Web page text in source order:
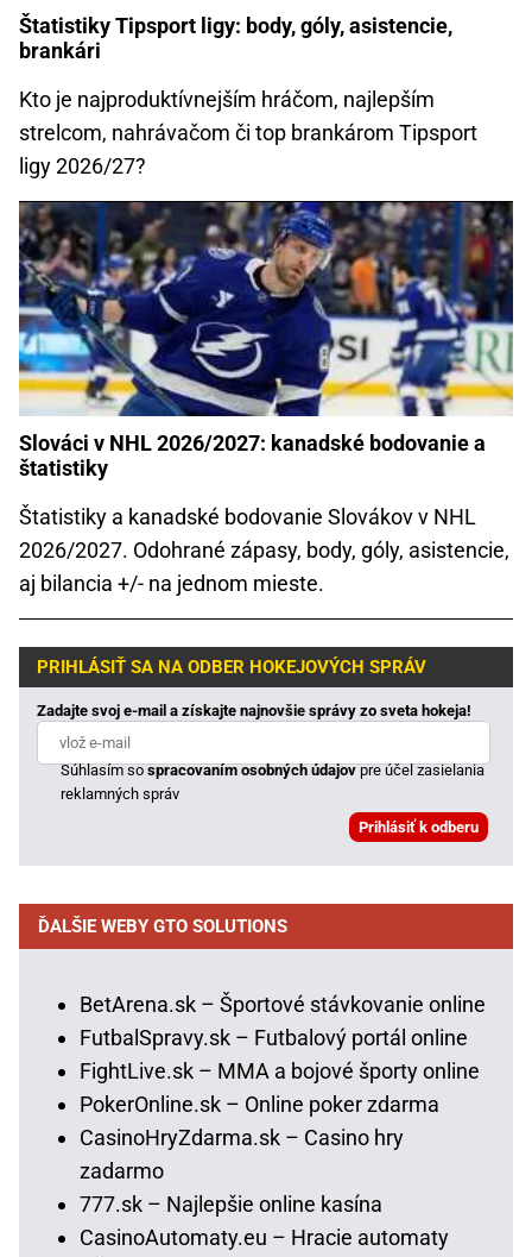
Štatistiky Tipsport ligy: body, góly, asistencie,
brankári
Kto je najproduktívnejším hráčom, najlepším
strelcom, nahrávačom či top brankárom Tipsport
ligy 2026/27?
Slováci v NHL 2026/2027: kanadské bodovanie a
štatistiky
Štatistiky a kanadské bodovanie Slovákov v NHL
2026/2027. Odohrané zápasy, body, góly, asistencie,
aj bilancia +/- na jednom mieste.
PRIHLÁSIŤ SA NA ODBER HOKEJOVÝCH SPRÁV
Zadajte svoj e-mail a získajte najnovšie správy zo sveta hokeja!
Súhlasím sospracovaním osobných údajovpre účel zasielania
reklamných správ
ĎALŠIE WEBY GTO SOLUTIONS
BetArena.sk – Športové stávkovanie online
FutbalSpravy.sk – Futbalový portál online
FightLive.sk – MMA a bojové športy online
PokerOnline.sk – Online poker zdarma
CasinoHryZdarma.sk – Casino hry
zadarmo
777.sk – Najlepšie online kasína
CasinoAutomaty.eu – Hracie automaty